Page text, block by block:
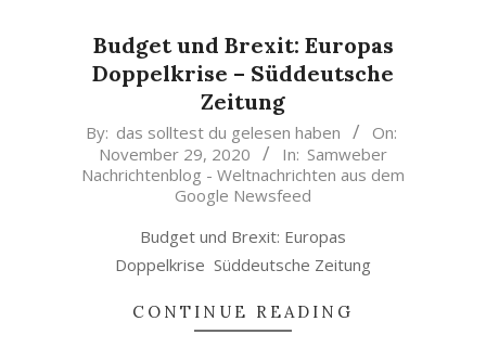
Budget und Brexit: Europas
Doppelkrise – Süddeutsche
Zeitung
2020-
29
By: das solltest du gelesen haben
On:
November 29, 2020
In: Samweber
Nachrichtenblog - Weltnachrichten aus dem
Google Newsfeed
Budget und Brexit: Europas
Doppelkrise Süddeutsche Zeitung
CONTINUE READING